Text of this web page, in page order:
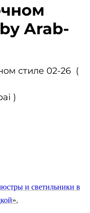
Arab-
стиле 02-26 (
)
и светильники в
».